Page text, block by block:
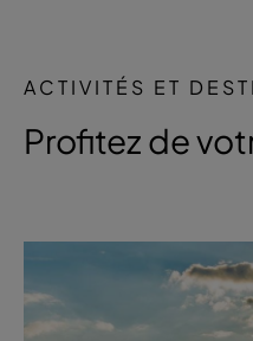
ACTIVITÉS ET
Profitez de